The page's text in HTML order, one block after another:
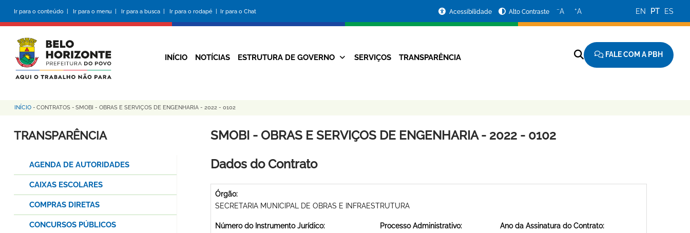
conteúdo
principal
Ir para o conteúdo | Ir para o menu | Ir para a busca | Ir para o rodapé | Ir para o Chat
da
Prefeitura
Acessibilidade Alto Contraste −A +A EN PT ES
Navegação
INÍCIO NOTÍCIAS ESTRUTURA DE GOVERNO SERVIÇOS TRANSPARÊNCIA FALE COM A PBH
Trilha
de
INÍCIO - CONTRATOS - SMOBI - OBRAS E SERVIÇOS DE ENGENHARIA - 2022 - 0102
SMOBI - OBRAS E SERVIÇOS DE ENGENHARIA - 2022 - 0102
Dados do Contrato
Órgão:
SECRETARIA MUNICIPAL DE OBRAS E INFRAESTRUTURA
Número do Instrumento Jurídico:
Processo Administrativo:
Ano da Assinatura do Contrato:
TRANSPARÊNCIA
AGENDA DE AUTORIDADES
CAIXAS ESCOLARES
COMPRAS DIRETAS
CONCURSOS PÚBLICOS